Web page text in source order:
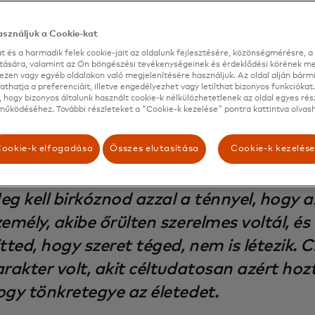
megkerülik a tipikus biztonsági intézkedéseket
A pszichológiai irányítás mesterei, a csalók az
ki a jól begyakorolt társadalmi mérnöki
kell birkóznod azzal a ténnyel, hogy
akibe őrülten szerelmes voltál,
hogy szeret téged, nem is létezik.
volt, akit céltudatosan azért
tönkretegye az életedet.
a Cookie-kat
és a harmadik felek cookie-jait az oldalunk fejlesztésére, közönségmérésre,
valamint az Ön böngészési tevékenységeinek és érdeklődési körének
vagy egyéb oldalakon való megjelenítésére használjuk. Az oldal alján
a preferenciáit, illetve engedélyezhet vagy letilthat bizonyos funkciókat.
hogy bizonyos általunk használt cookie-k nélkülözhetetlenek az oldal egyes
További részleteket a "Cookie-k kezelése" pontra kattintva
k elfogadása Összes elutasítása Cookie-k kezelése